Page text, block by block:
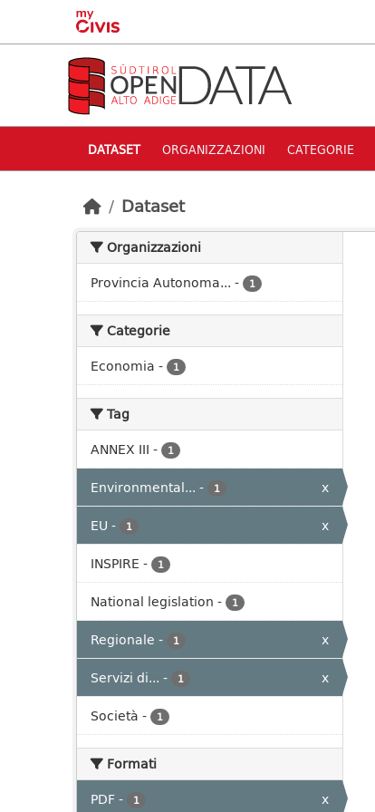
Skip to main content
DATASET ORGANIZZAZIONI CATEGORIE
Dataset
Organizzazioni
Provincia Autonoma... - 1
Categorie
Economia - 1
Tag
ANNEX III - 1
Environmental... - 1
x
EU - 1
x
INSPIRE - 1
National legislation - 1
Regionale - 1
x
Servizi di... - 1
x
Società - 1
Formati
PDF- 1
x